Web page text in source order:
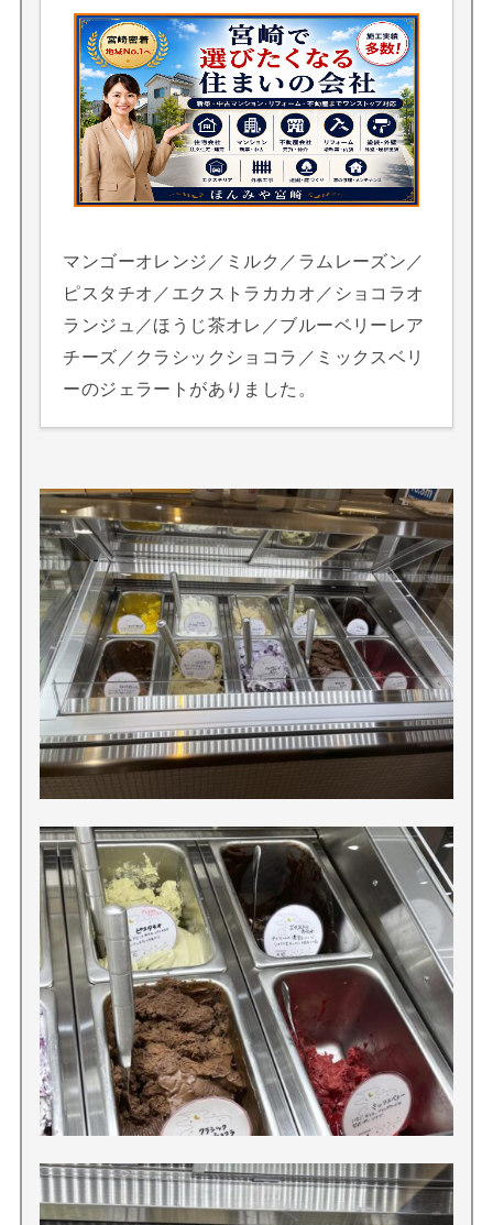
マンゴーオレンジ／ミルク／ラムレーズン／
ピスタチオ／エクストラカカオ／ショコラオ
ランジュ／ほうじ茶オレ／ブルーベリーレア
チーズ／クラシックショコラ／ミックスベリ
ーのジェラートがありました。